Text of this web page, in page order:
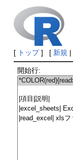
[ トップ] [ 新規 |
開始行: